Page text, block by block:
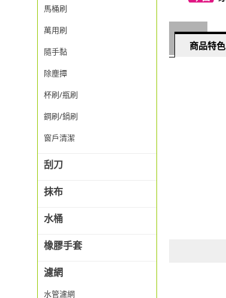
馬桶刷
萬用刷
隨手黏
除塵撢
杯刷/瓶刷
鋼刷/鍋刷
窗戶清潔
刮刀
抹布
水桶
橡膠手套
濾網
水管濾網
商品特色